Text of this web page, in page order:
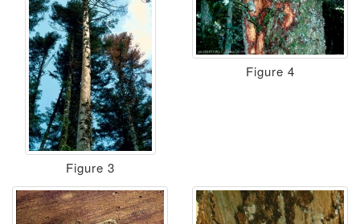
Figure 3
Figure 4